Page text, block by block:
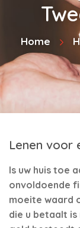
Home
Lenen voor
Is uw huis toe
onvoldoende
moeite waard
die u betaalt